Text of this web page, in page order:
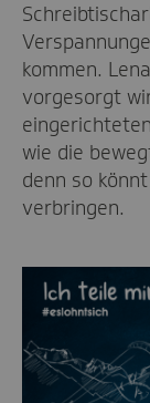
kommen.
vorgesorgt
wie die
denn so
verbringen.